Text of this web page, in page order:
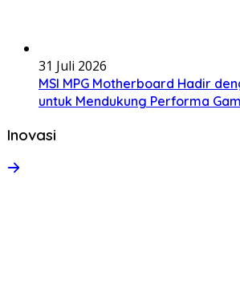
31 Juli 2026
MSI MPG Motherboard Hadir
untuk Mendukung Performa
Inovasi